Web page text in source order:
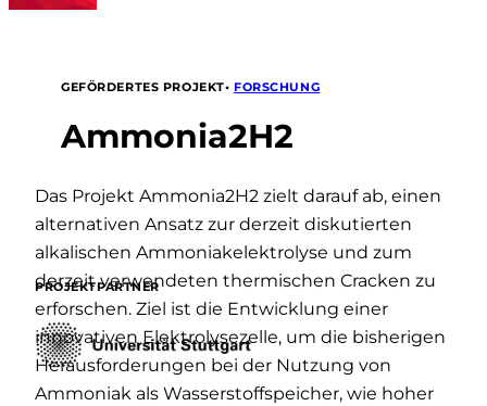
GEFÖRDERTES PROJEKT• FORSCHUNG
Ammonia2H2
Das Projekt Ammonia2H2 zielt darauf ab, einen
alternativen Ansatz zur derzeit diskutierten
alkalischen Ammoniakelektrolyse und zum
derzeit verwendeten thermischen Cracken zu
erforschen. Ziel ist die Entwicklung einer
innovativen Elektrolysezelle, um die bisherigen
Herausforderungen bei der Nutzung von
Ammoniak als Wasserstoffspeicher, wie hoher
PROJEKTPARTNER